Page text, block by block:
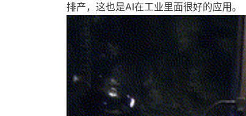
排产，这也是AI在工业里面很好的应用。